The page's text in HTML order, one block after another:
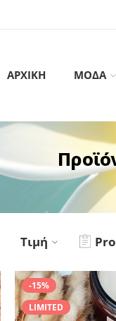
ΑΡΧΙΚΗ ΜΟΔΑ
Τιμή
-15%
LIMITED